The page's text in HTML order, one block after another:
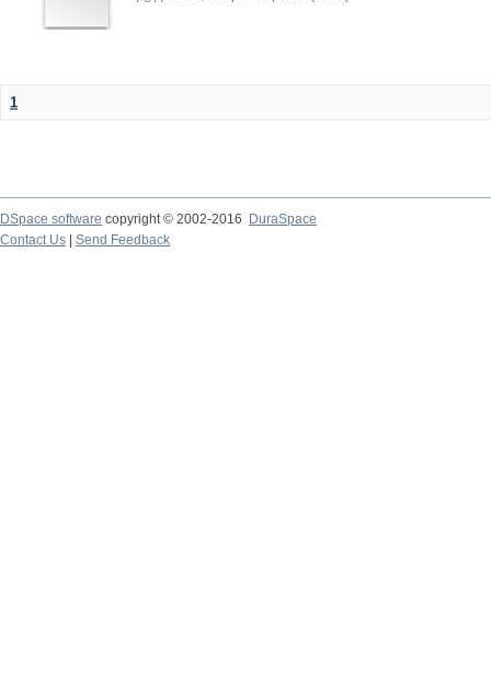
1
DSpace software copyright © 2002-2016
DuraSpace
Contact Us
Send Feedback